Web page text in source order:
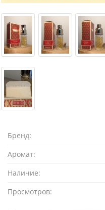
Бренд:
Аромат:
Наличие:
Просмотров: